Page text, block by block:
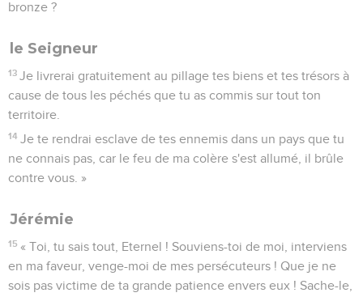
bronze ?
le Seigneur
13 Je livrerai gratuitement au pillage tes biens et tes trésors à
cause de tous les péchés que tu as commis sur tout ton
territoire.
14 Je te rendrai esclave de tes ennemis dans un pays que tu
ne connais pas, car le feu de ma colère s'est allumé, il brûle
contre vous. »
Jérémie
15 « Toi, tu sais tout, Eternel ! Souviens-toi de moi, interviens
en ma faveur, venge-moi de mes persécuteurs ! Que je ne
sois pas victime de ta grande patience envers eux ! Sache-le,